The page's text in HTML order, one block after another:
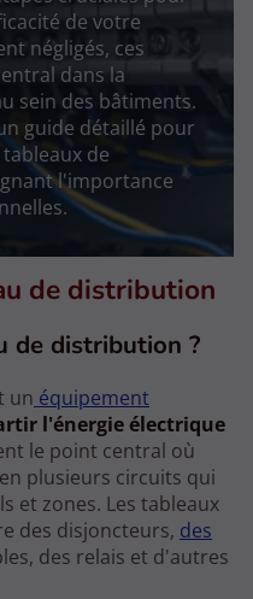
de votre
négligés, ces
dans la
sein des bâtiments.
guide détaillé pour
de
l'importance
de distribution
de distribution ?
un équipement
l'énergie électrique
le point central où
plusieurs circuits qui
et zones. Les tableaux
des disjoncteurs, des
des relais et d'autres